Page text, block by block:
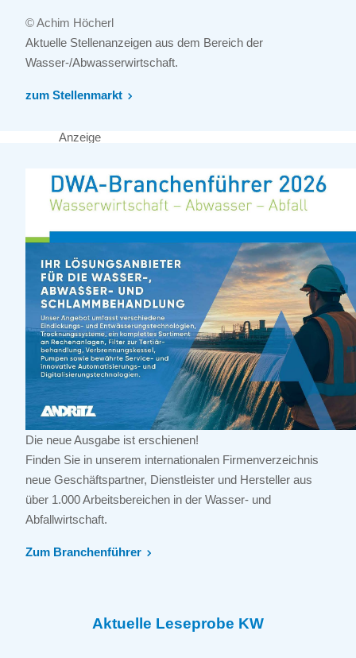
© Achim Höcherl
Aktuelle Stellenanzeigen aus dem Bereich der
Wasser-/Abwasserwirtschaft.
zum Stellenmarkt
Anzeige
Die neue Ausgabe ist erschienen!
Finden Sie in unserem internationalen Firmenverzeichnis
neue Geschäftspartner, Dienstleister und Hersteller aus
über 1.000 Arbeitsbereichen in der Wasser- und
Abfallwirtschaft.
Zum Branchenführer
Aktuelle Leseprobe KW